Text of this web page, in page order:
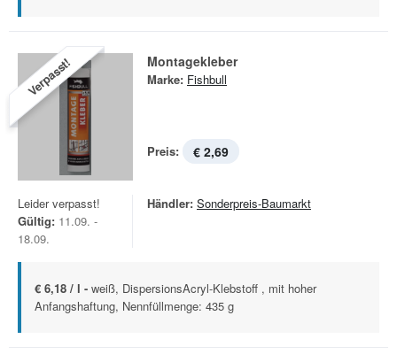
Verpasst! Montagekleber
Marke: Fishbull
Preis: € 2,69
Leider verpasst!
Gültig: 11.09. -
18.09.
Händler: Sonderpreis-Baumarkt
€ 6,18 / l - weiß, DispersionsAcryl-Klebstoff , mit hoher
Anfangshaftung, Nennfüllmenge: 435 g